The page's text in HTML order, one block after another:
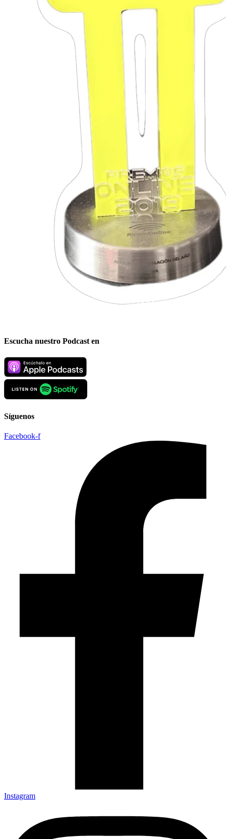
Escucha nuestro Podcast en
Síguenos
Facebook-f
Instagram